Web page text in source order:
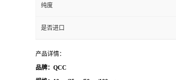
纯度
是否进口
产品详情：
品牌：QCC